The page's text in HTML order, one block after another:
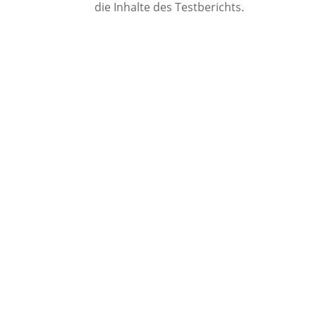
die Inhalte des Testberichts.